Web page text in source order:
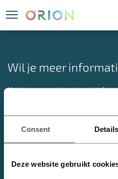
Consent Details
Deze website gebruikt
Wil je meer
Meld je aan voor de nieuwsbrief
Heijmans Vastgoed B.V. | Marith
info@oriondenhaag.nl